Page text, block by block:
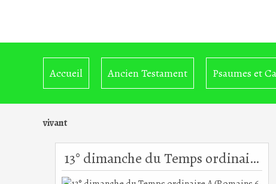
Accueil Ancien Testament Psaumes et
vivant
13° dimanche du Temps ordinaire A (Romains 6, 3-4.8-11) (DiMail 338)